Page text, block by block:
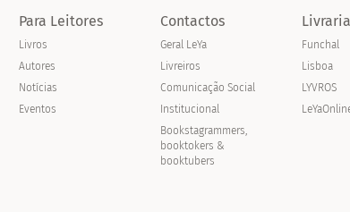
Para Leitores
Livros
Autores
Notícias
Eventos
Contactos
Geral LeYa
Livreiros
Comunicação Social
Institucional
Bookstagrammers,
booktokers &
booktubers
Funchal
Lisboa
LYVROS